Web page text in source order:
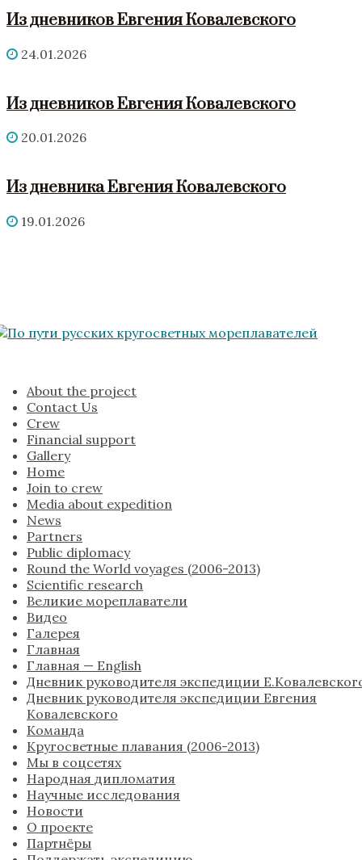
Из дневников Евгения Ковалевского
24.01.2026
Из дневников Евгения Ковалевского
20.01.2026
Из дневника Евгения Ковалевского
19.01.2026
About the project
Contact Us
Crew
Financial support
Gallery
Home
Join to crew
Media about expedition
News
Partners
Public diplomacy
Round the World voyages (2006-2013)
Scientific research
Великие мореплаватели
Видео
Галерея
Главная
Главная — English
Дневник руководителя экспедиции
Дневник руководителя экспедиции Евгения
Ковалевского
Команда
Кругосветные плавания (2006-2013)
Мы в соцсетях
Народная дипломатия
Научные исследования
Новости
О проекте
Партнёры